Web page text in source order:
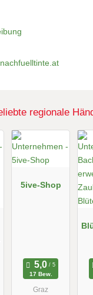
regionale
5ive-Shop
17 Bew.
Graz